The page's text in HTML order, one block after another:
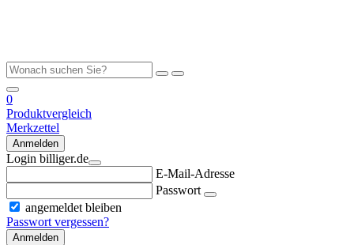
0
Produktvergleich
Merkzettel
Anmelden
Login billiger.de
E-Mail-Adresse
Passwort
angemeldet bleiben
Passwort vergessen?
Anmelden